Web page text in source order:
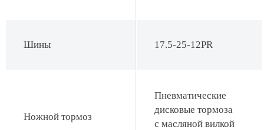
Шины 17.5-25-12PR
Ножной тормоз
Пневматические
дисковые тормоза
с масляной вилкой